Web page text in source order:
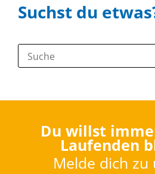
Suchst du
Suche:
Du willst
Laufenden
Melde dich zu